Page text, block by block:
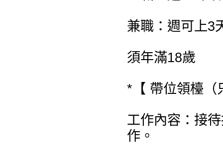
兼職：週可上3
須年滿18歲
*【 帶位領檯（
工作內容：接
作。